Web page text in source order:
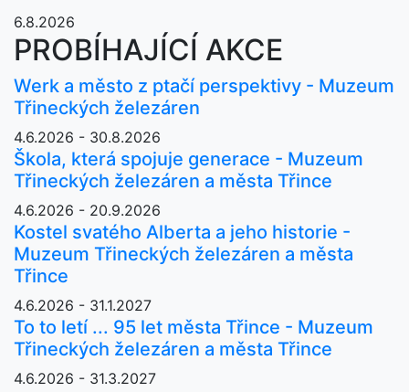
6.8.2026
PROBÍHAJÍCÍ AKCE
Werk a město z ptačí perspektivy - Muzeum
Třineckých železáren
4.6.2026 - 30.8.2026
Škola, která spojuje generace - Muzeum
Třineckých železáren a města Třince
4.6.2026 - 20.9.2026
Kostel svatého Alberta a jeho historie -
Muzeum Třineckých železáren a města
Třince
4.6.2026 - 31.1.2027
To to letí ... 95 let města Třince - Muzeum
Třineckých železáren a města Třince
4.6.2026 - 31.3.2027